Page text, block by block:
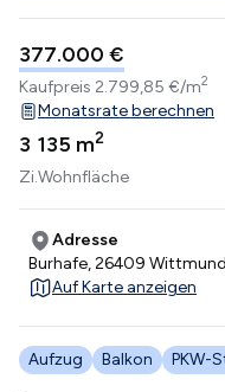
377.000 €
Kaufpreis 2.799,85 €/m2
Monatsrate berechnen
3
Zi.
135 m2
Wohnfläche
Adresse
Burhafe, 26409 Wittmund
Auf Karte anzeigen
Aufzug Balkon PKW-